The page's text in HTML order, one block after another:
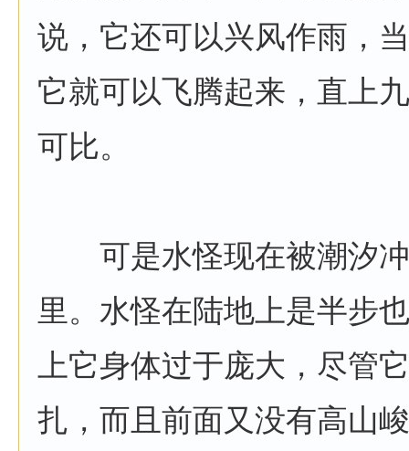
说，它还可以兴风作雨，
它就可以飞腾起来，直上
可比。
可是水怪现在被潮汐冲
里。水怪在陆地上是半步
上它身体过于庞大，尽管
扎，而且前面又没有高山